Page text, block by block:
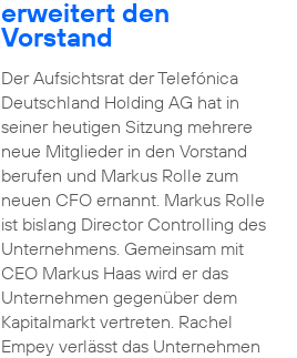
erweitert den
Vorstand
Der Aufsichtsrat der Telefónica
Deutschland Holding AG hat in
seiner heutigen Sitzung mehrere
neue Mitglieder in den Vorstand
berufen und Markus Rolle zum
neuen CFO ernannt. Markus Rolle
ist bislang Director Controlling des
Unternehmens. Gemeinsam mit
CEO Markus Haas wird er das
Unternehmen gegenüber dem
Kapitalmarkt vertreten. Rachel
Empey verlässt das Unternehmen